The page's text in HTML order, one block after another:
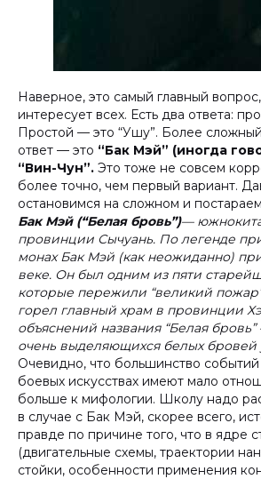
Наверное, это самый главный
интересует всех. Есть два ответа:
Простой — это “Ушу”. Более
ответ — это “Бак Мэй” (иногда
“Вин-Чун”. Это тоже не совсем
более точно, чем первый вариант.
остановимся на сложном и
Бак Мэй (“Белая бровь”)—
провинции Сычуань. По легенде
монах Бак Мэй (как неожиданно)
веке. Он был одним из пяти
которые пережили “великий
горел главный храм в провинции
объяснений названия “Белая
очень выделяющихся белых бровей
Очевидно, что большинство событий
боевых искусствах имеют мало
больше к мифологии. Школу надо
в случае с Бак Мэй, скорее всего,
правде по причине того, что в ядре
(двигательные схемы, траектории
стойки, особенности применения